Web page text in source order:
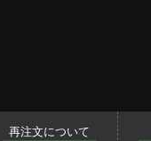
再注文について